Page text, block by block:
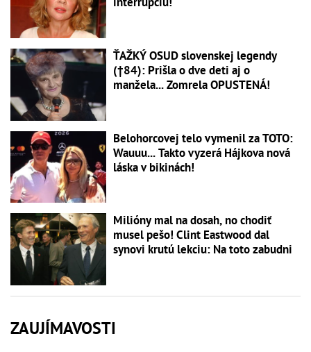
ŤAŽKÝ OSUD slovenskej legendy
(†84): Prišla o dve deti aj o
manžela... Zomrela OPUSTENÁ!
Belohorcovej telo vymenil za TOTO:
Wauuu... Takto vyzerá Hájkova nová
láska v bikinách!
Milióny mal na dosah, no chodiť
musel pešo! Clint Eastwood dal
synovi krutú lekciu: Na toto zabudni
ZAUJÍMAVOSTI